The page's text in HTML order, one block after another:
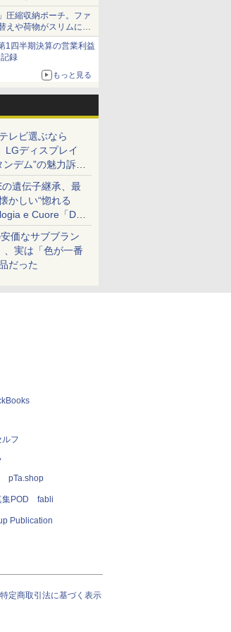
圧縮収納ポーチ。ファ
えや荷物がスリムにま
1四半期決算の営業利益
録
もっと見る
レビ選ぶなら
LGディスプレイ
ンデム”の魅力訴
のガチ比較も
の遺伝子継承、最
かしい“惚れる
e Cuore「DS-
聴く
価なサブブラン
、実は「色が一番
だった
フ
pTa.shop
集POD fabli
Publication
特定商取引法に基づく表示